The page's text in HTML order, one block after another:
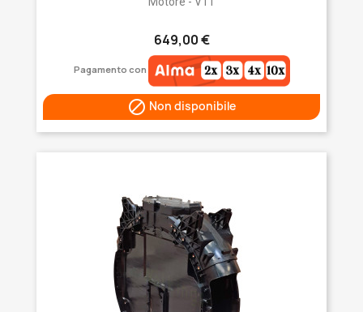
649,00 €
Pagamento con
 Non disponibile